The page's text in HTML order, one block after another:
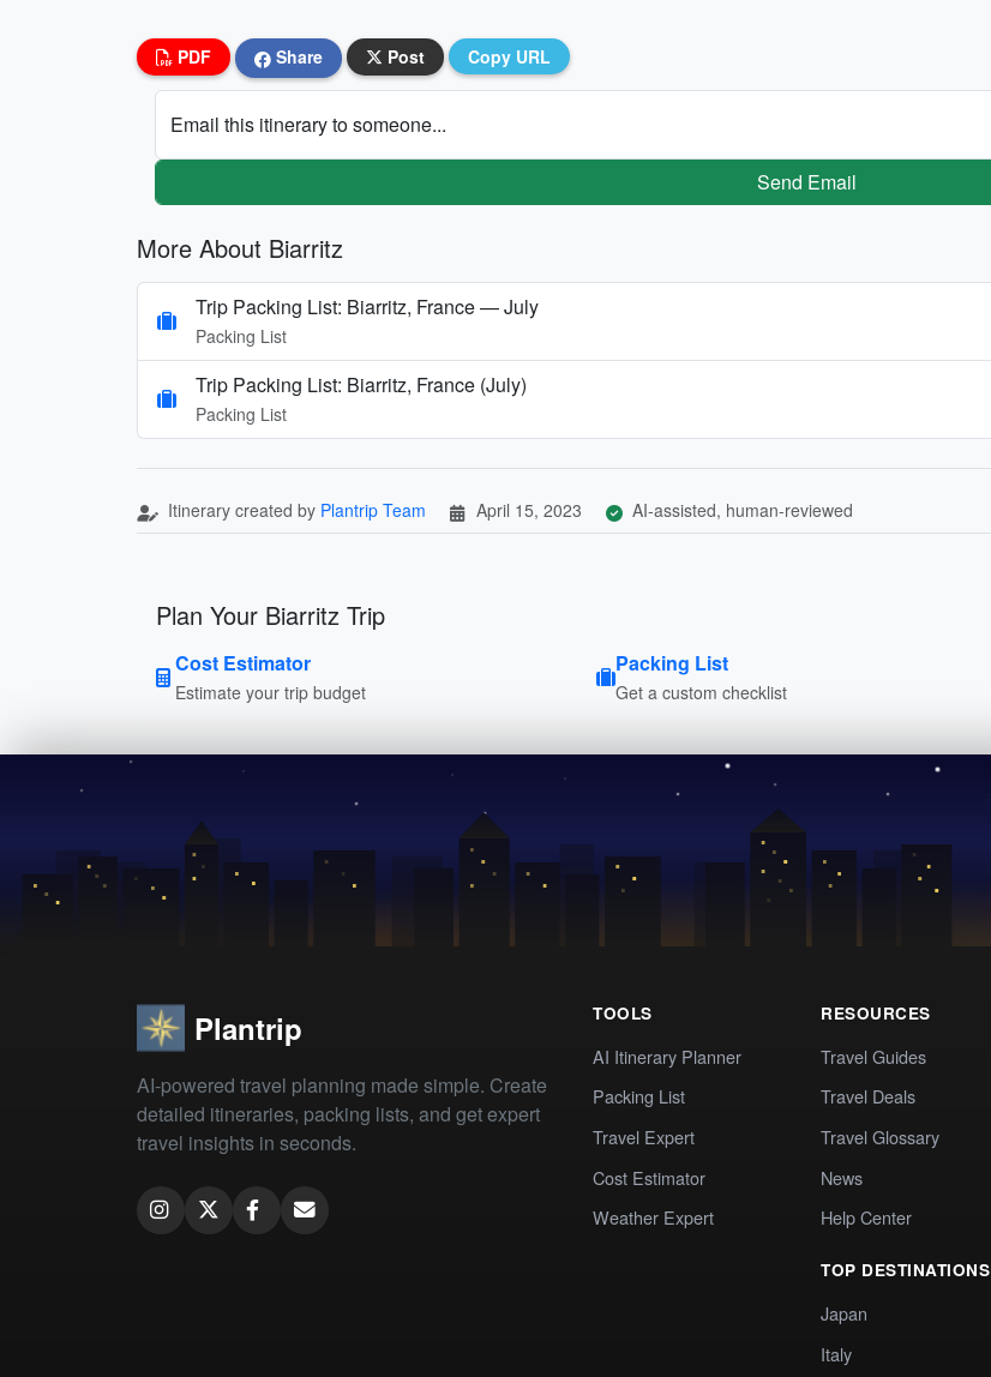
PDF Share Post Copy URL
Email this itinerary to someone...
Send Email
More About Biarritz
Trip Packing List: Biarritz, France — July
Packing List
Trip Packing List: Biarritz, France (July)
Packing List
Itinerary created by Plantrip Team April 15, 2023 AI-assisted, human-reviewed
Plan Your Biarritz Trip
Cost Estimator
Estimate your trip budget
Packing List
Get a custom checklist
Plantrip
AI-powered travel planning made simple. Create
detailed itineraries, packing lists, and get expert
travel insights in seconds.
TOOLS
AI Itinerary Planner
Packing List
Travel Expert
Cost Estimator
Weather Expert
RESOURCES
Travel Guides
Travel Deals
Travel Glossary
News
Help Center
TOP DESTINATIONS
Japan
Italy